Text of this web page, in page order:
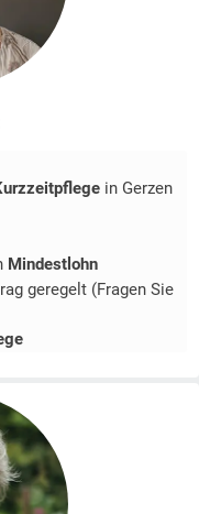
in Gerzen
Mindestlohn
geregelt (Fragen Sie